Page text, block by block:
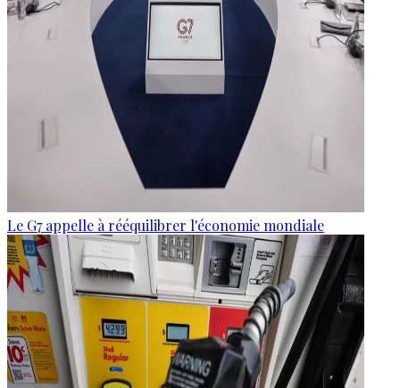
Le G7 appelle à rééquilibrer l'économie mondiale